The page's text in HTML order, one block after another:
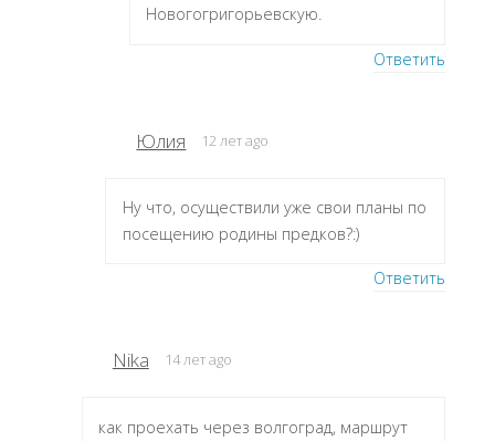
Новогогригорьевскую.
Ответить
Юлия 12 лет ago
Ну что, осуществили уже свои планы по
посещению родины предков?:)
Ответить
Nika 14 лет ago
как проехать через волгоград, маршрут